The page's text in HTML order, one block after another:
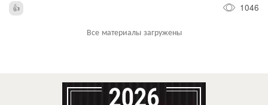
1046
Все материалы загружены